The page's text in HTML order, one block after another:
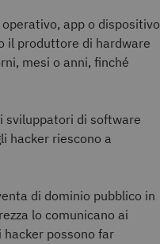
app o dispositivo
il produttore di hardware
mesi o anni, finché
sviluppatori di software
hacker riescono a
di dominio pubblico in
lo comunicano ai
possono far